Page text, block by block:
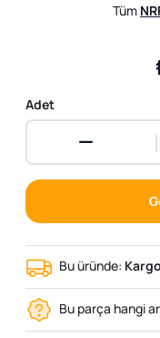
Tüm
Adet
Bu üründe:
Bu parça hangi